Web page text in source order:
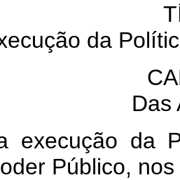
da
Das
execução da
Público,